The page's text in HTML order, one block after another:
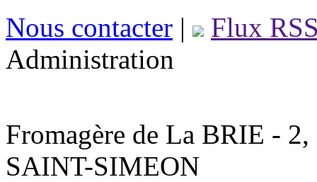
Nous contacter |
Flux
Administration
Fromagère de La BRIE -
SAINT-SIMEON